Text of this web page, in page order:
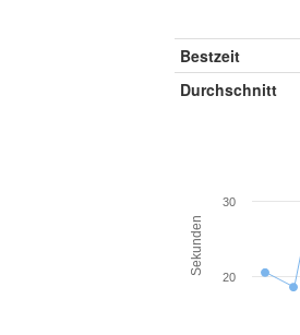
Bestzeit
Durchschnitt
Sekunden
20
30